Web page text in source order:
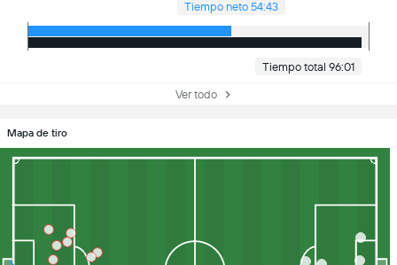
Tiempo neto 54:43
Tiempo total 96:01
Ver todo
Mapa de tiro